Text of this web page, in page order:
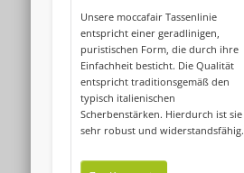
Unsere moccafair Tassenlinie
entspricht einer geradlinigen,
puristischen Form, die durch ihre
Einfachheit besticht. Die Qualität
entspricht traditionsgemäß den
typisch italienischen
Scherbenstärken. Hierdurch ist sie
sehr robust und widerstandsfähig.